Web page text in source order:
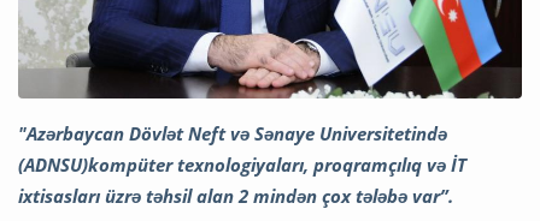
"Azərbaycan Dövlət Neft və Sənaye Universitetində
(ADNSU)kompüter texnologiyaları, proqramçılıq və İT
ixtisasları üzrə təhsil alan 2 mindən çox tələbə var”.